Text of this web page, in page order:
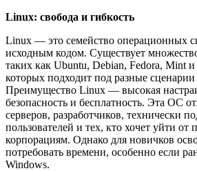
Linux: свобода и гибкость
Linux — это семейство операционных
исходным кодом. Существует
таких как Ubuntu, Debian, Fedora, Mint
которых подходит под разные сценарии
Преимущество Linux — высокая
безопасность и бесплатность. Эта ОС
серверов, разработчиков, технически
пользователей и тех, кто хочет уйти
корпорациям. Однако для новичков
потребовать времени, особенно если
Windows.